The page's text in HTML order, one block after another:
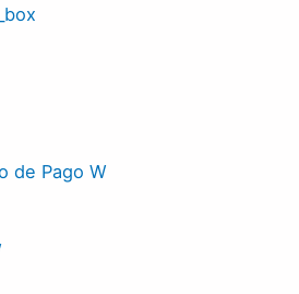
de Pago W